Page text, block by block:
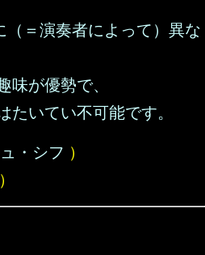
（＝演奏者によって）異な
味が優勢で、
たいてい不可能です。
・シフ ）
）